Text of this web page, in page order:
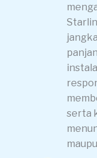
serta